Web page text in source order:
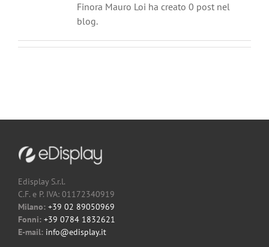
Finora Mauro Loi ha creato 0 post nel
blog.
Edisplay S.r.l.
C.F. e P. IVA: 01172340919
Milano: +39 02 89050969
Fonni: +39 0784 1832621
E-mail: info@edisplay.it